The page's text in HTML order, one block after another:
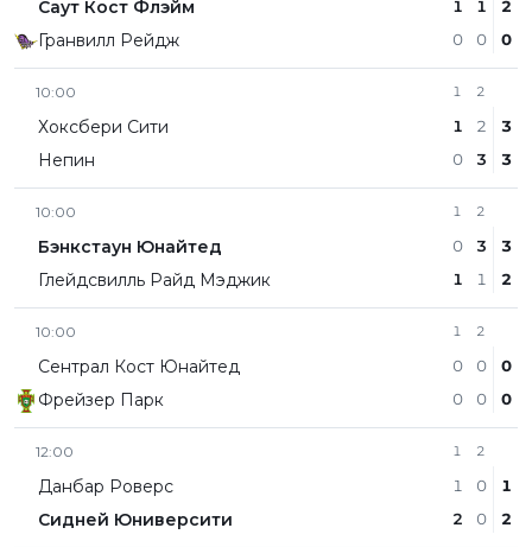
Саут Кост Флэйм
Гранвилл Рейдж
1
0
1
0
2
0
10:00
Хоксбери Сити
Непин
1
1
0
2
2
3
3
3
10:00
Бэнкстаун Юнайтед
Глейдсвилль Райд Мэджик
1
0
1
2
3
1
3
2
10:00
Сентрал Кост Юнайтед
Фрейзер Парк
1
0
0
2
0
0
0
0
12:00
Данбар Роверс
Сидней Юниверсити
1
1
2
2
0
0
1
2